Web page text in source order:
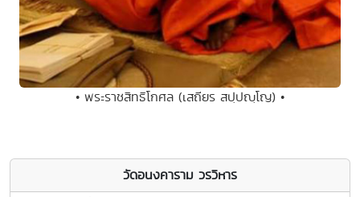
• พระราชสิทธิโกศล (เสถียร สปฺปญฺโญ) •
วัดอนงคาราม วรวิหาร